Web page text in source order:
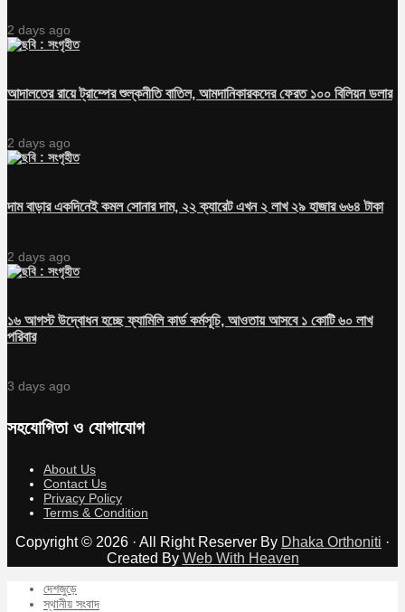
2 days ago
আদালতের রায়ে ট্রাম্পের শুল্কনীতি বাতিল, আমদানিকারকদের ফেরত ১০০ বিলিয়ন ডলার
2 days ago
দাম বাড়ার একদিনেই কমল সোনার দাম, ২২ ক্যারেট এখন ২ লাখ ২৯ হাজার ৬৬৪ টাকা
2 days ago
১৬ আগস্ট উদ্বোধন হচ্ছে ফ্যামিলি কার্ড কর্মসূচি, আওতায় আসবে ১ কোটি ৬০ লাখ
পরিবার
3 days ago
সহযোগিতা ও যোগাযোগ
About Us
Contact Us
Privacy Policy
Terms & Condition
Copyright © 2026 · All Right Reserver By Dhaka Orthoniti ·
Created By Web With Heaven
দেশজুড়ে
স্থানীয় সংবাদ